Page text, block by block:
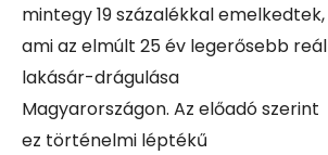
mintegy 19 százalékkal emelkedtek,
ami az elmúlt 25 év legerősebb reál
lakásár-drágulása
Magyarországon. Az előadó szerint
ez történelmi léptékű